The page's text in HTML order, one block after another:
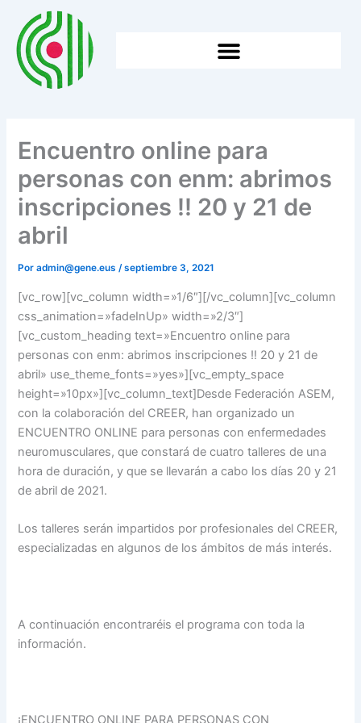
contenido
Encuentro online para
personas con enm: abrimos
inscripciones !! 20 y 21 de
abril
Poradmin@gene.eus/septiembre 3, 2021
[vc_row][vc_column width=»1/6″][/vc_column][vc_column
css_animation=»fadeInUp» width=»2/3″]
[vc_custom_heading text=»Encuentro online para
personas con enm: abrimos inscripciones !! 20 y 21 de
abril» use_theme_fonts=»yes»][vc_empty_space
height=»10px»][vc_column_text]Desde Federación ASEM,
con la colaboración del CREER, han organizado un
ENCUENTRO ONLINE para personas con enfermedades
neuromusculares, que constará de cuatro talleres de una
hora de duración, y que se llevarán a cabo los días 20 y 21
de abril de 2021.
Los talleres serán impartidos por profesionales del CREER,
especializadas en algunos de los ámbitos de más interés.
A continuación encontraréis el programa con toda la
información.